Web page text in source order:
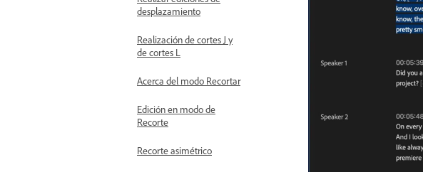
desplazamiento
Realización de cortes J y
de cortes L
Acerca del modo Recortar
Edición en modo de
Recorte
Recorte asimétrico